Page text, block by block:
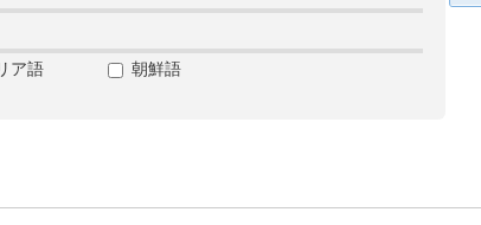
ア語
朝鮮語